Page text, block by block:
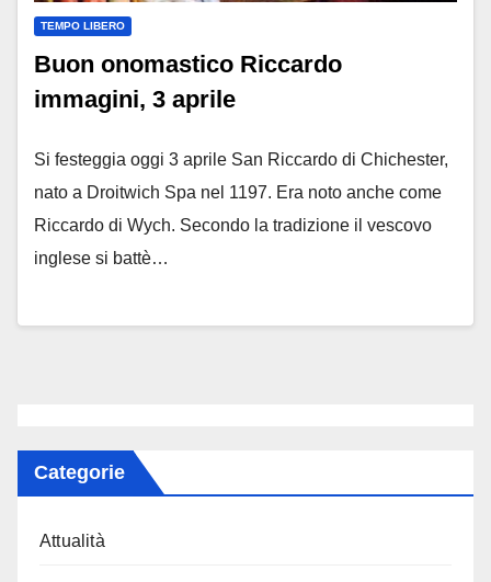
TEMPO LIBERO
Buon onomastico Riccardo
immagini, 3 aprile
Si festeggia oggi 3 aprile San Riccardo di Chichester,
nato a Droitwich Spa nel 1197. Era noto anche come
Riccardo di Wych. Secondo la tradizione il vescovo
inglese si battè…
Categorie
Attualità